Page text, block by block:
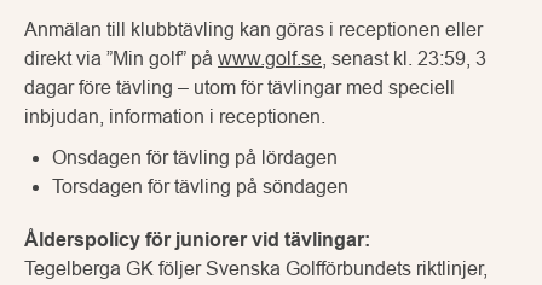
Anmälan till klubbtävling kan göras i receptionen eller
direkt via ”Min golf” på www.golf.se , senast kl. 23:59, 3
dagar före tävling – utom för tävlingar med speciell
inbjudan, information i receptionen.
Onsdagen för tävling på lördagen
Torsdagen för tävling på söndagen
Ålderspolicy för juniorer vid tävlingar:
Tegelberga GK följer Svenska Golfförbundets riktlinjer,